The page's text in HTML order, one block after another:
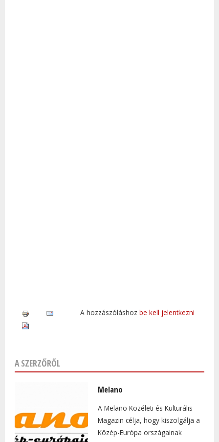
A hozzászóláshoz be kell jelentkezni
A SZERZŐRŐL
Melano
A Melano Közéleti és Kulturális
Magazin célja, hogy kiszolgálja a
Közép-Európa országainak